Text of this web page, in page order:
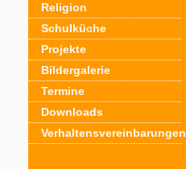
Religion
Schulküche
Projekte
Bildergalerie
Termine
Downloads
Verhaltensvereinbarungen